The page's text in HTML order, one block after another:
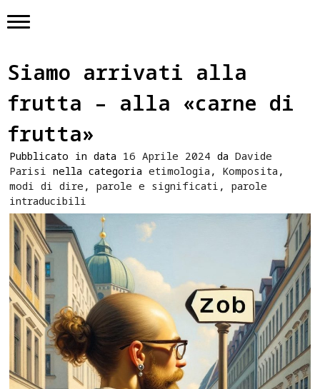
to
Siamo arrivati alla
frutta – alla «carne di
frutta»
Pubblicato in data 16 Aprile 2024 daDavide
Parisi nella categoriaetimologia ,Komposita ,
modi di dire ,parole e significati ,parole
intraducibili